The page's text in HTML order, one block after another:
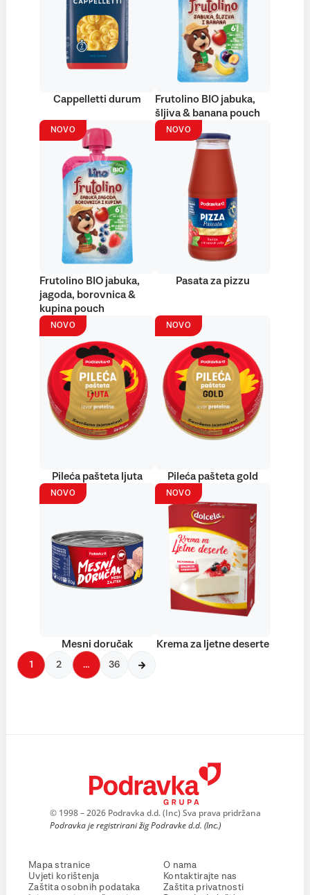
Cappelletti durum
Frutolino BIO jabuka,
šljiva & banana pouch
NOVO
Frutolino BIO jabuka,
jagoda, borovnica &
kupina pouch
NOVO
Pasata za pizzu
NOVO
Pileća pašteta ljuta
NOVO
Pileća pašteta gold
NOVO
Mesni doručak
NOVO
Krema za ljetne deserte
1 2 … 36
© 1998 – 2026 Podravka d.d. (Inc) Sva prava pridržana
Podravka je registrirani žig Podravke d.d. (Inc.)
Mapa stranice
Uvjeti korištenja
Zaštita osobnih podataka
O nama
Kontaktirajte nas
Zaštita privatnosti